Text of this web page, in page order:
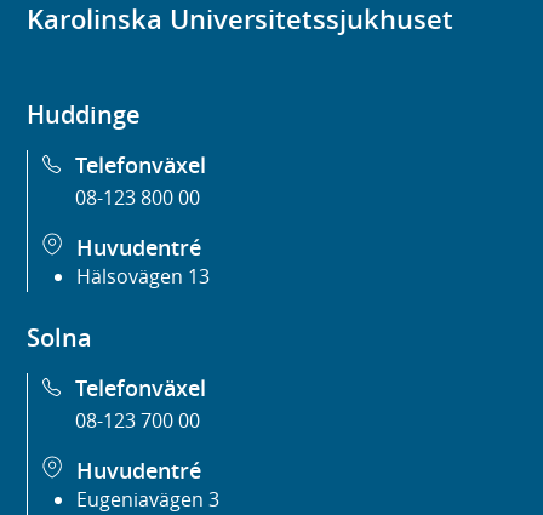
Karolinska Universitetssjukhuset
Huddinge
Telefonväxel
08-123 800 00
Huvudentré
Hälsovägen 13
Solna
Telefonväxel
08-123 700 00
Huvudentré
Eugeniavägen 3